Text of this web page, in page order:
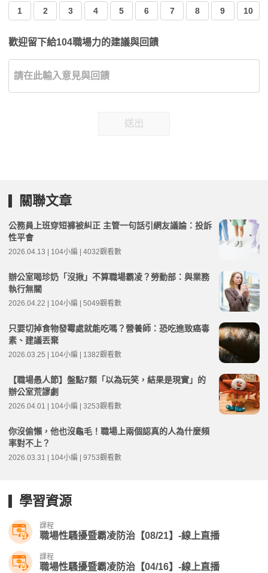
1 2 3 4 5 6 7 8 9 10
歡迎留下給104職場力的建議與回饋
送出
關聯文章
公務員上班穿短褲被糾正 主管一句話引網友議論：投訴
性平會
2026.04.13 | 104小編 | 4032觀看數
辦公室喝珍奶「沒揪」不算職場霸凌？勞動部：與業務
執行無關
2026.04.22 | 104小編 | 5049觀看數
只要切掉食物發霉處就能吃嗎？營養師：恐吃進致癌毒
素、建議丟棄
2026.03.25 | 104小編 | 1382觀看數
【職場愚人節】盤點7類「以為玩笑，結果是現實」的
辦公室荒謬劇
2026.04.01 | 104小編 | 3253觀看數
你沒偷懶，他也沒龜毛！職場上兩個認真的人為什麼頻
率對不上？
2026.03.31 | 104小編 | 9753觀看數
學習資源
課程
職場性騷擾暨霸凌防治【08/21】-線上直播
課程
職場性騷擾暨霸凌防治【04/16】-線上直播​